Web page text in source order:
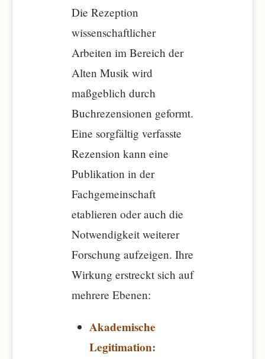
Die Rezeption
wissenschaftlicher
Arbeiten im Bereich der
Alten Musik wird
maßgeblich durch
Buchrezensionen geformt.
Eine sorgfältig verfasste
Rezension kann eine
Publikation in der
Fachgemeinschaft
etablieren oder auch die
Notwendigkeit weiterer
Forschung aufzeigen. Ihre
Wirkung erstreckt sich auf
mehrere Ebenen:
Akademische
Legitimation: